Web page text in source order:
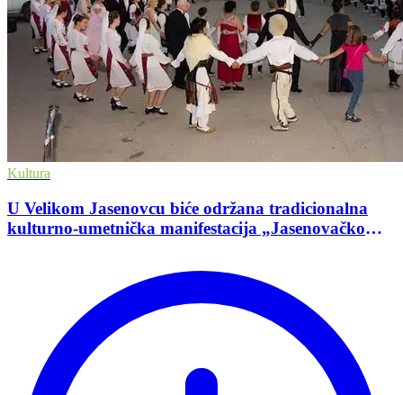
Kultura
U Velikom Jasenovcu biće održana tradicionalna
kulturno-umetnička manifestacija „Jasenovačko